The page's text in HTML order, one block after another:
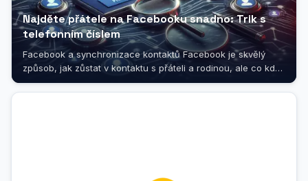
Najděte přátele na Facebooku snadno: Trik s
telefonním číslem
Facebook a synchronizace kontaktů Facebook je skvělý
způsob, jak zůstat v kontaktu s přáteli a rodinou, ale co když
se snažíte najít...